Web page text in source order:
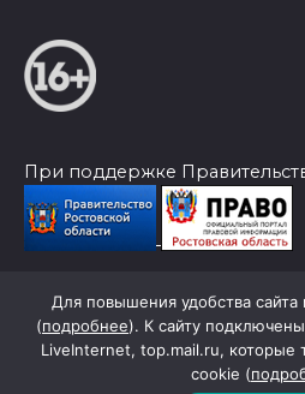
При поддержке
© 2026 Слава Труду
Для повышения удобства
(подробнее). К сайту
LiveInternet, top.mail.ru, которые
cookie (